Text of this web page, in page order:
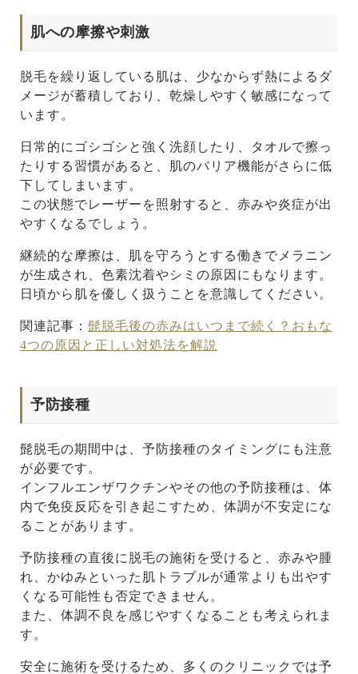
肌への摩擦や刺激
脱毛を繰り返している肌は、少なからず熱によるダ
メージが蓄積しており、乾燥しやすく敏感になって
います。
日常的にゴシゴシと強く洗顔したり、タオルで擦っ
たりする習慣があると、肌のバリア機能がさらに低
下してしまいます。
この状態でレーザーを照射すると、赤みや炎症が出
やすくなるでしょう。
継続的な摩擦は、肌を守ろうとする働きでメラニン
が生成され、色素沈着やシミの原因にもなります。
日頃から肌を優しく扱うことを意識してください。
関連記事： 髭脱毛後の赤みはいつまで続く？おもな
4つの原因と正しい対処法を解説
予防接種
髭脱毛の期間中は、予防接種のタイミングにも注意
が必要です。
インフルエンザワクチンやその他の予防接種は、体
内で免疫反応を引き起こすため、体調が不安定にな
ることがあります。
予防接種の直後に脱毛の施術を受けると、赤みや腫
れ、かゆみといった肌トラブルが通常よりも出やす
くなる可能性も否定できません。
また、体調不良を感じやすくなることも考えられま
す。
安全に施術を受けるため、多くのクリニックでは予